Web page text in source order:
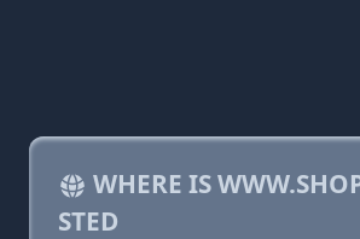
WHERE IS
STED